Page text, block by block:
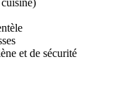
et de sécurité